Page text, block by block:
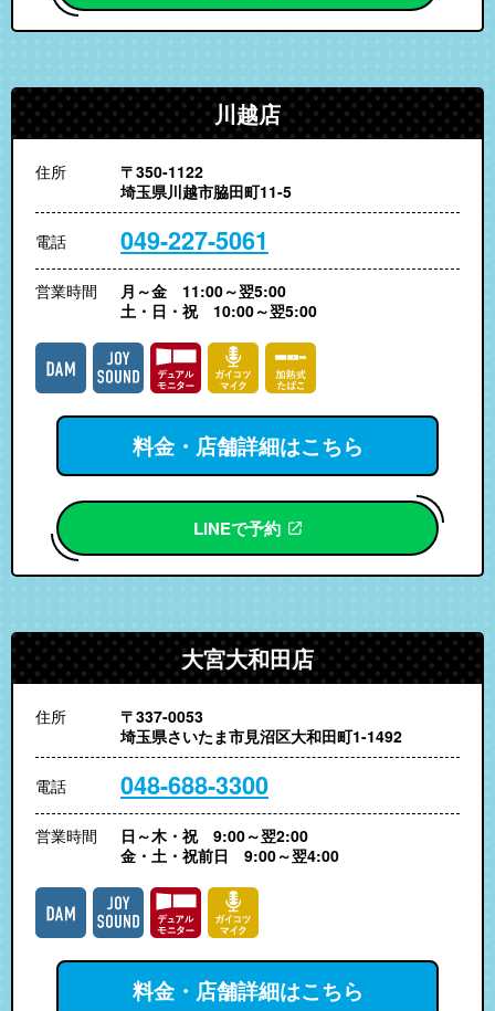
川越店
住所
〒350-1122
埼玉県川越市脇田町11-5
電話 049-227-5061
営業時間
月～金 11:00～翌5:00
土・日・祝 10:00～翌5:00
料金・店舗詳細はこちら
LINEで予約
大宮大和田店
住所
〒337-0053
埼玉県さいたま市見沼区大和田町1-1492
電話 048-688-3300
営業時間
日～木・祝 9:00～翌2:00
金・土・祝前日 9:00～翌4:00
料金・店舗詳細はこちら